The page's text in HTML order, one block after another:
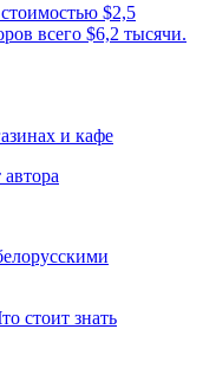
$2,5
всего $6,2 тысячи.
и кафе
стоит знать